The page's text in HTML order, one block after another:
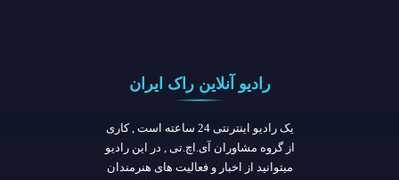
رادیو آنلاین راک ایران
یک رادیو اینترنتی 24 ساعته است , کاری
از گروه مشاوران آی.اچ.تی , در این رادیو
میتوانید از اخبار و فعالیت های هنرمندان